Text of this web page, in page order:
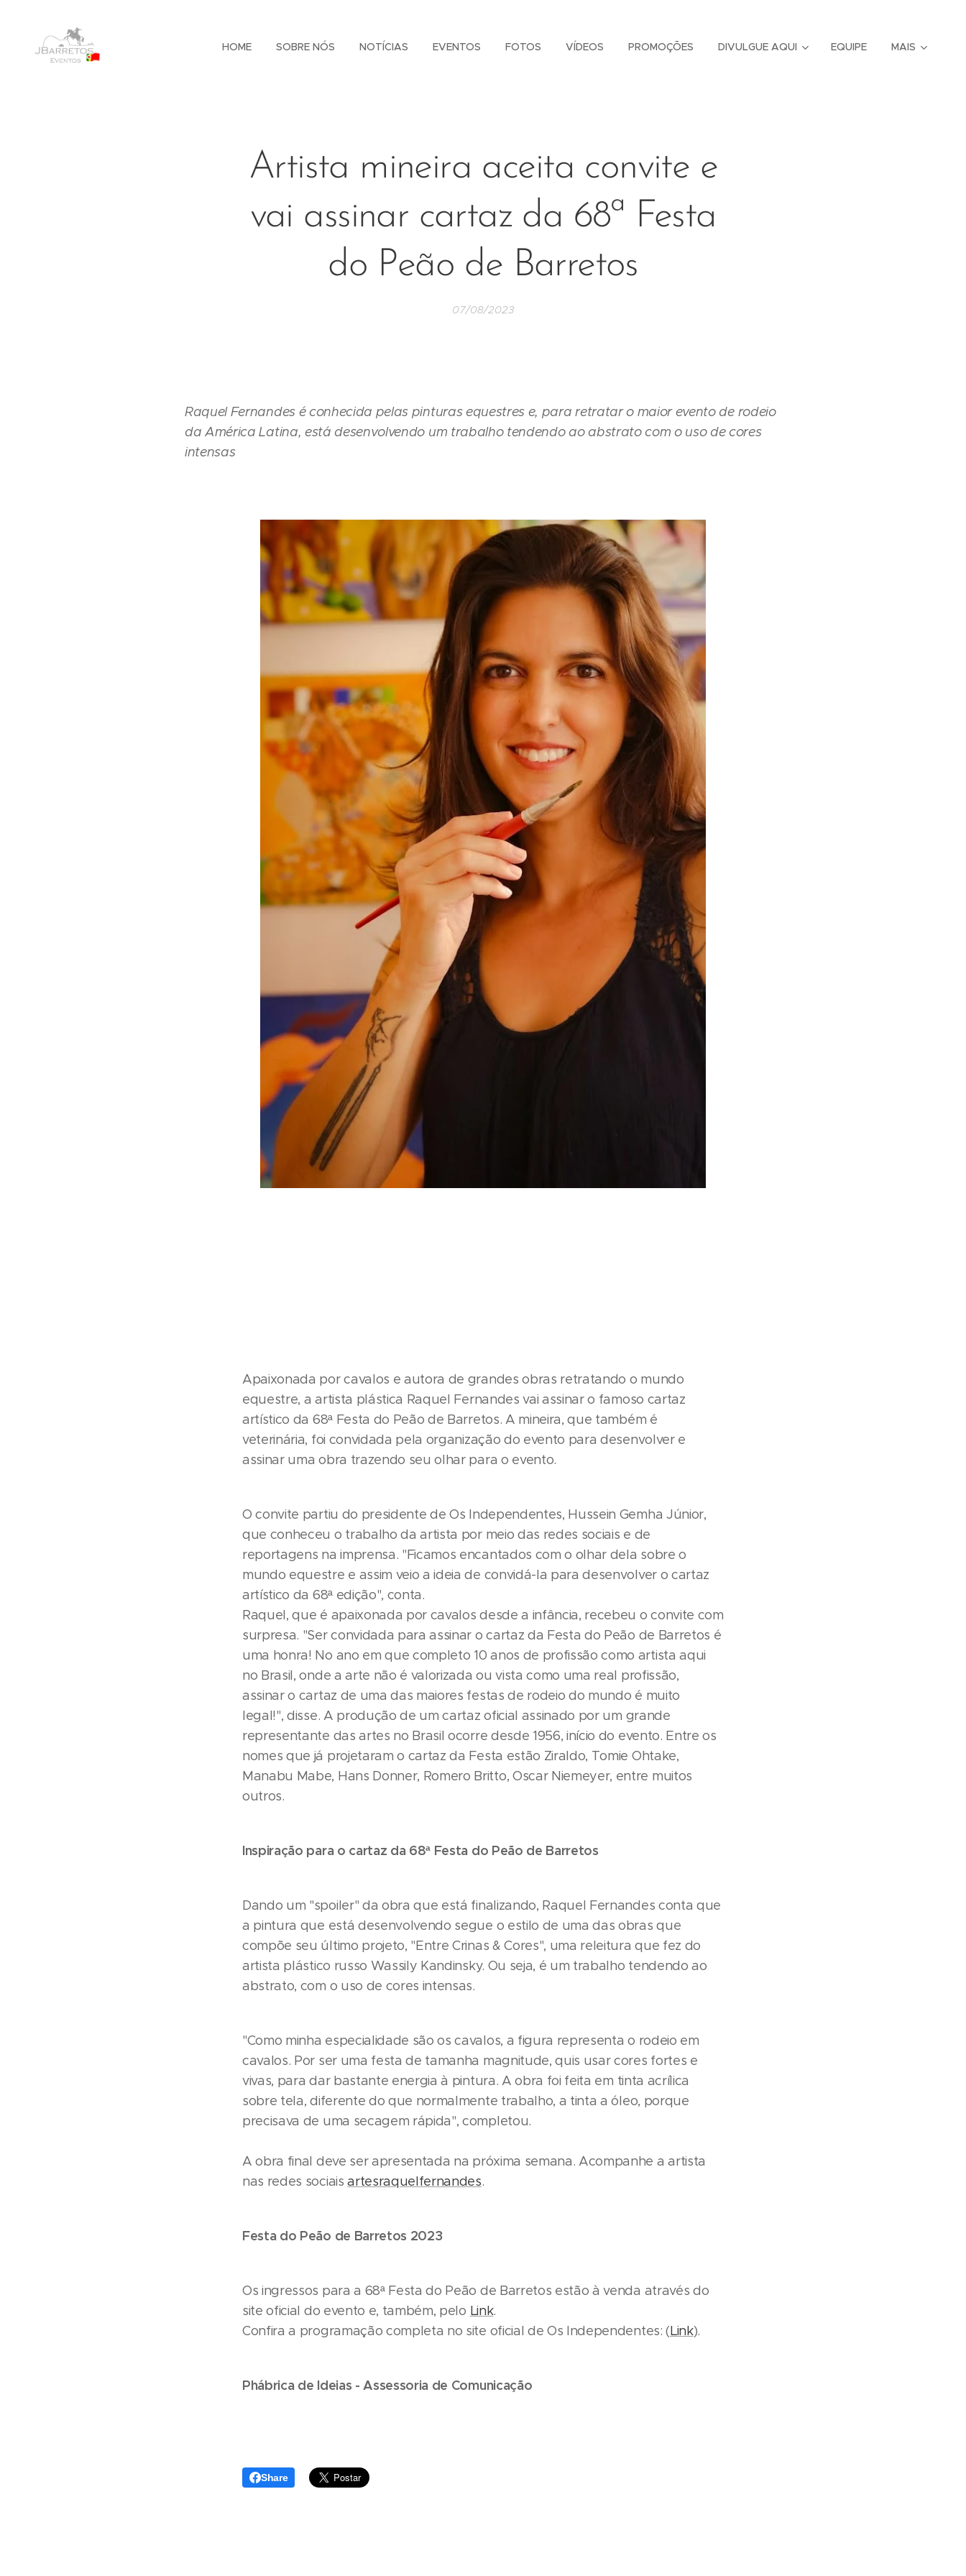
HOME SOBRE NÓS NOTÍCIAS EVENTOS FOTOS VÍDEOS PROMOÇÕES DIVULGUE AQUI EQUIPE MAIS
Artista mineira aceita convite e
vai assinar cartaz da 68ª Festa
do Peão de Barretos
07/08/2023
Raquel Fernandes é conhecida pelas pinturas equestres e, para retratar o maior evento de rodeio
da América Latina, está desenvolvendo um trabalho tendendo ao abstrato com o uso de cores
intensas
Apaixonada por cavalos e autora de grandes obras retratando o mundo
equestre, a artista plástica Raquel Fernandes vai assinar o famoso cartaz
artístico da 68ª Festa do Peão de Barretos. A mineira, que também é
veterinária, foi convidada pela organização do evento para desenvolver e
assinar uma obra trazendo seu olhar para o evento.
O convite partiu do presidente de Os Independentes, Hussein Gemha Júnior,
que conheceu o trabalho da artista por meio das redes sociais e de
reportagens na imprensa. "Ficamos encantados com o olhar dela sobre o
mundo equestre e assim veio a ideia de convidá-la para desenvolver o cartaz
artístico da 68ª edição", conta.
Raquel, que é apaixonada por cavalos desde a infância, recebeu o convite com
surpresa. "Ser convidada para assinar o cartaz da Festa do Peão de Barretos é
uma honra! No ano em que completo 10 anos de profissão como artista aqui
no Brasil, onde a arte não é valorizada ou vista como uma real profissão,
assinar o cartaz de uma das maiores festas de rodeio do mundo é muito
legal!", disse. A produção de um cartaz oficial assinado por um grande
representante das artes no Brasil ocorre desde 1956, início do evento. Entre os
nomes que já projetaram o cartaz da Festa estão Ziraldo, Tomie Ohtake,
Manabu Mabe, Hans Donner, Romero Britto, Oscar Niemeyer, entre muitos
outros.
Inspiração para o cartaz da 68ª Festa do Peão de Barretos
Dando um "spoiler" da obra que está finalizando, Raquel Fernandes conta que
a pintura que está desenvolvendo segue o estilo de uma das obras que
compõe seu último projeto, "Entre Crinas & Cores", uma releitura que fez do
artista plástico russo Wassily Kandinsky. Ou seja, é um trabalho tendendo ao
abstrato, com o uso de cores intensas.
"Como minha especialidade são os cavalos, a figura representa o rodeio em
cavalos. Por ser uma festa de tamanha magnitude, quis usar cores fortes e
vivas, para dar bastante energia à pintura. A obra foi feita em tinta acrílica
sobre tela, diferente do que normalmente trabalho, a tinta a óleo, porque
precisava de uma secagem rápida", completou.
A obra final deve ser apresentada na próxima semana. Acompanhe a artista
nas redes sociaisartesraquelfernandes.
Festa do Peão de Barretos 2023
Os ingressos para a 68ª Festa do Peão de Barretos estão à venda através do
site oficial do evento e, também, pelo Link.
Confira a programação completa no site oficial de Os Independentes: (Link).
Phábrica de Ideias - Assessoria de Comunicação
Share